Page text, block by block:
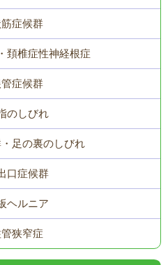
症候群
頚椎症性神経根症
症候群
のしびれ
足の裏のしびれ
口症候群
ヘルニア
狭窄症